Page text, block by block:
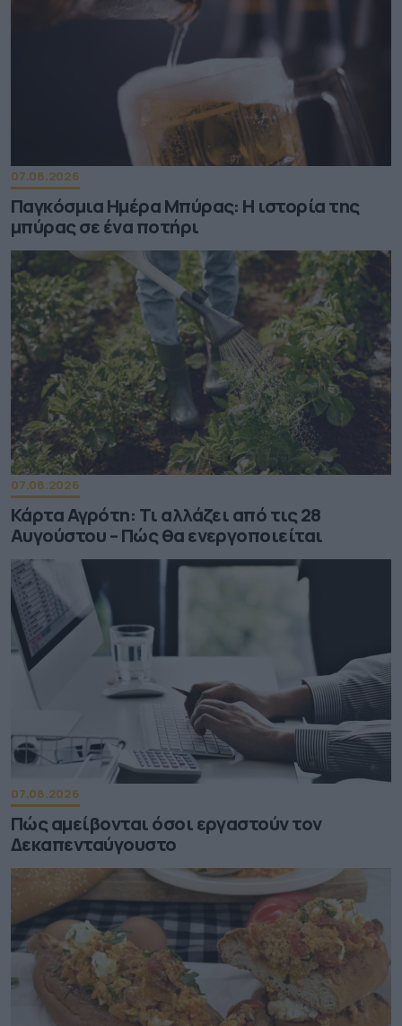
07.08.2026
Παγκόσμια Ημέρα Μπύρας: Η ιστορία της
μπύρας σε ένα ποτήρι
07.08.2026
Κάρτα Αγρότη: Τι αλλάζει από τις 28
Αυγούστου – Πώς θα ενεργοποιείται
07.08.2026
Πώς αμείβονται όσοι εργαστούν τον
Δεκαπενταύγουστο